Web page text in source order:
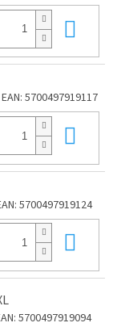
EAN: 5700497919117
5700497919124
5700497919094